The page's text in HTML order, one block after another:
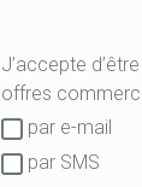
RGPD
J’accepte d’être recontacté
offres
par e-mail
par SMS